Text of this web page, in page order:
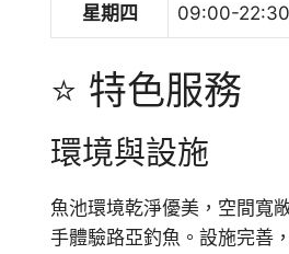
星期四 09:00-22:30
⭐ 特色服務
環境與設施
魚池環境乾淨優美，空間寬
手體驗路亞釣魚。設施完善